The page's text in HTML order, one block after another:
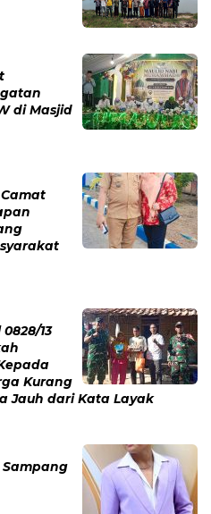
di Masjid
13
Kurang
Jauh dari Kata Layak